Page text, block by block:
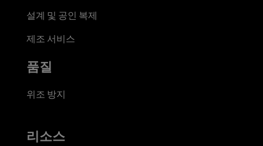
설계 및 공인 복제
제조 서비스
품질
위조 방지
리소스